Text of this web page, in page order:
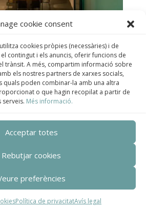
cookie consent
utilitza cookies pròpies (necessàries) i de
contingut i els anuncis, oferir funcions de
trànsit. A més, compartim informació sobre
els nostres partners de xarxes socials,
quals poden combinar-la amb una altra
o que hagin recopilat a partir de
serveis. Més informació.
Acceptar totes
Rebutjar cookies
preferències
Política de privacitatAvís legal
d’un nou habitatge entre
centre de Molins de Rei amb el
família jove, aprofitant
espais és totalment diàfana,
plantes, completament obert,
al voltant d’una escala
exempta de les parets i penjada